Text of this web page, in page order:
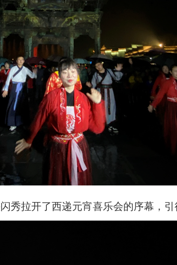
秀拉开了西递元宵喜乐会的序幕，引